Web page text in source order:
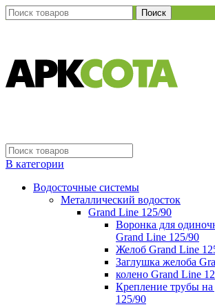
Поиск
В категории
Водосточные системы
Металлический водосток
Grand Line 125/90
Воронка для
Grand Line 125/90
Желоб Grand Line
Заглушка желоба
колено Grand Line
Крепление трубы
125/90